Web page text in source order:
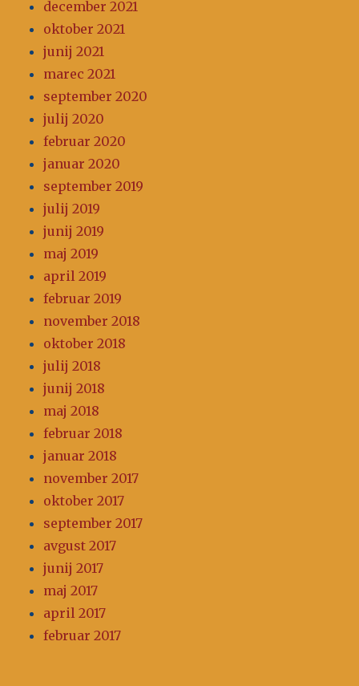
december 2021
oktober 2021
junij 2021
marec 2021
september 2020
julij 2020
februar 2020
januar 2020
september 2019
julij 2019
junij 2019
maj 2019
april 2019
februar 2019
november 2018
oktober 2018
julij 2018
junij 2018
maj 2018
februar 2018
januar 2018
november 2017
oktober 2017
september 2017
avgust 2017
junij 2017
maj 2017
april 2017
februar 2017